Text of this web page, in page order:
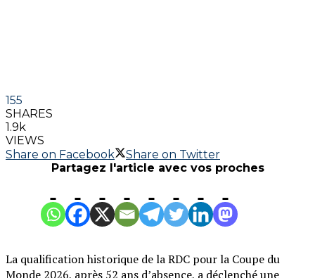
155
SHARES
1.9k
VIEWS
Share on Facebook
Share on Twitter
Partagez l'article avec vos proches
La qualification historique de la RDC pour la Coupe du
Monde 2026, après 52 ans d’absence, a déclenché une